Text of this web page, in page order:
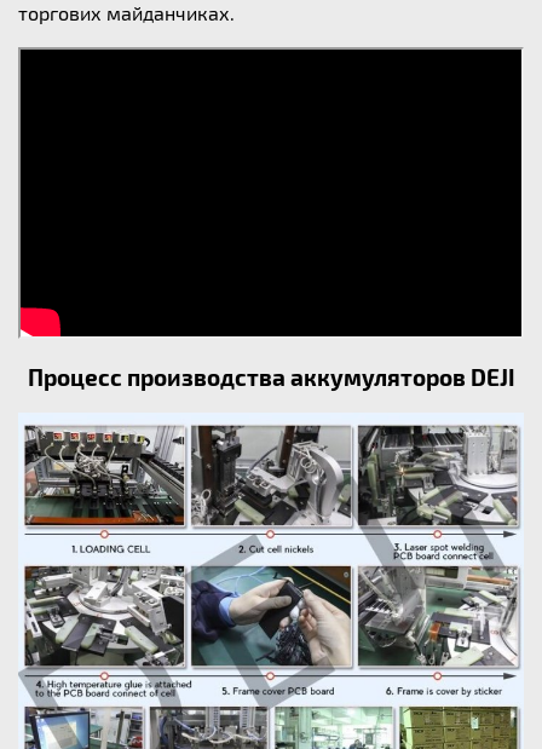
торгових майданчиках.
Процесс производства аккумуляторов DEJI